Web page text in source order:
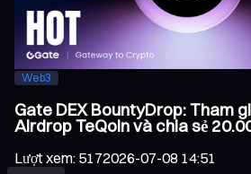
Web3
Gate DEX BountyDrop: Tham
Airdrop TeQoin và chia sẻ
Lượt xem: 5172026-07-08 14:51